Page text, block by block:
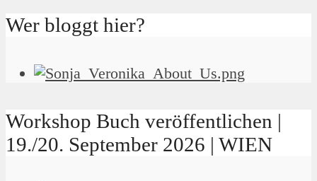
Wer bloggt hier?
Workshop Buch veröffentlichen |
19./20. September 2026 | WIEN